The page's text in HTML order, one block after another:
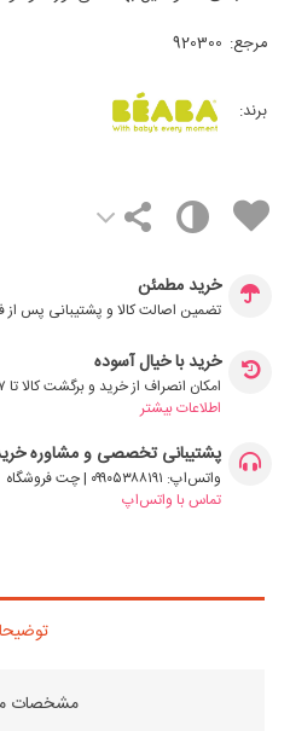
مرجع: 920300
برند:
خرید مطمئن
تضمین اصالت کالا و پشتیبانی پس
خرید با خیال آسوده
امکان انصراف از خرید و برگشت کالا تا ۷ روز
اطلاعات بیشتر
پشتیبانی تخصصی و مشاوره
واتس‌اپ: ۰۹۹۰۵۳۸۸۱۹۱ | چت فروشگاه
تماس با واتس‌اپ
مشخصات